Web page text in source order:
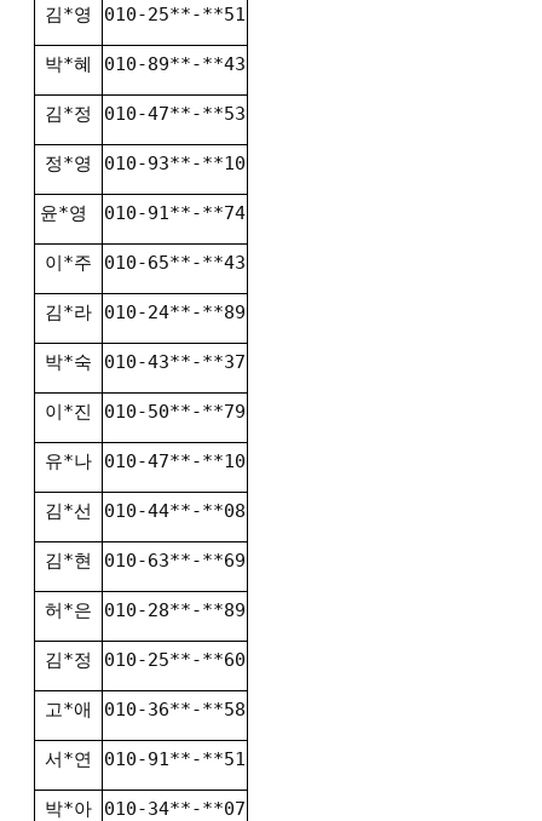
김*영 010-25**-**51
박*혜 010-89**-**43
김*정 010-47**-**53
정*영 010-93**-**10
윤*영 010-91**-**74
이*주 010-65**-**43
김*라 010-24**-**89
박*숙 010-43**-**37
이*진 010-50**-**79
유*나 010-47**-**10
김*선 010-44**-**08
김*현 010-63**-**69
허*은 010-28**-**89
김*정 010-25**-**60
고*애 010-36**-**58
서*연 010-91**-**51
박*아 010-34**-**07